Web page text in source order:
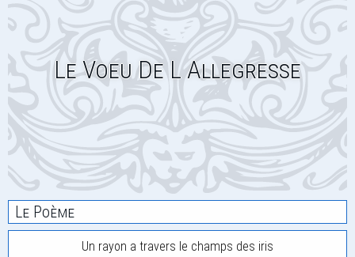
Le Voeu De L Allegresse
Le Poème
Un rayon a travers le champs des iris